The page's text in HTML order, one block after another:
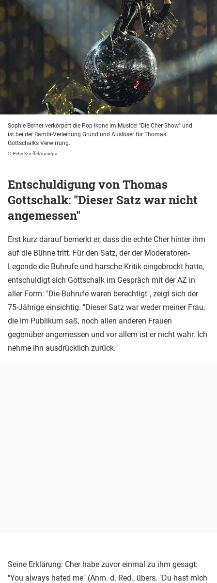
Sophie Berner verkörpert die Pop-Ikone im Musicel "Die Cher Show" und
ist bei der Bambi-Verleihung Grund und Auslöser für Thomas
Gottschalks Verwirrung.
© Peter Kneffel/dpadpa
Entschuldigung von Thomas
Gottschalk: "Dieser Satz war nicht
angemessen"
Erst kurz darauf bemerkt er, dass die echte Cher hinter ihm
auf die Bühne tritt. Für den Satz, der der Moderatoren-
Legende die Buhrufe und harsche Kritik eingebrockt hatte,
entschuldigt sich Gottschalk im Gespräch mit der AZ in
aller Form: "Die Buhrufe waren berechtigt", zeigt sich der
75-Jährige einsichtig. "Dieser Satz war weder meiner Frau,
die im Publikum saß, noch allen anderen Frauen
gegenüber angemessen und vor allem ist er nicht wahr. Ich
nehme ihn ausdrücklich zurück."
Seine Erklärung: Cher habe zuvor einmal zu ihm gesagt:
"You always hated me" (Anm. d. Red., übers. "Du hast mich